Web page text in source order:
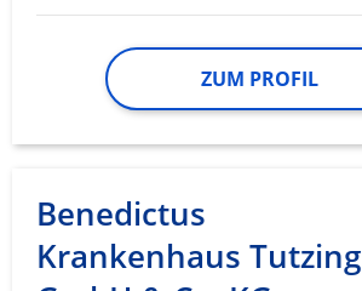
ZUM PROFIL
Benedictus
Krankenhaus Tutzing